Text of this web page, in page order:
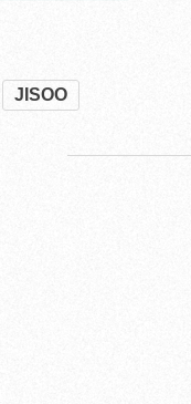
JISOO